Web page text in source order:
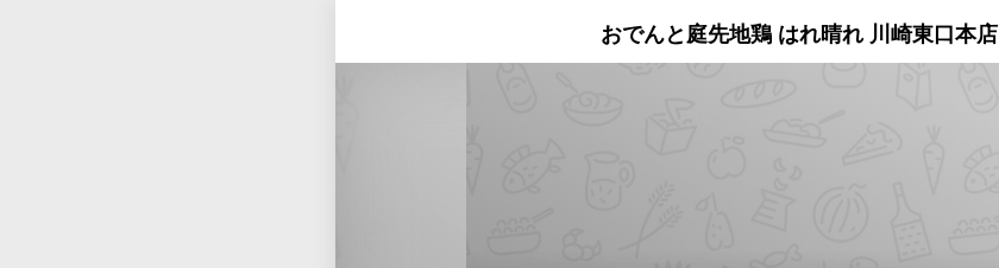
おでんと庭先地鶏 はれ晴れ 川崎東口本店